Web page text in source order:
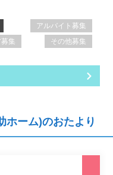
アルバイト募集
集 その他募集
ホーム)のおたより